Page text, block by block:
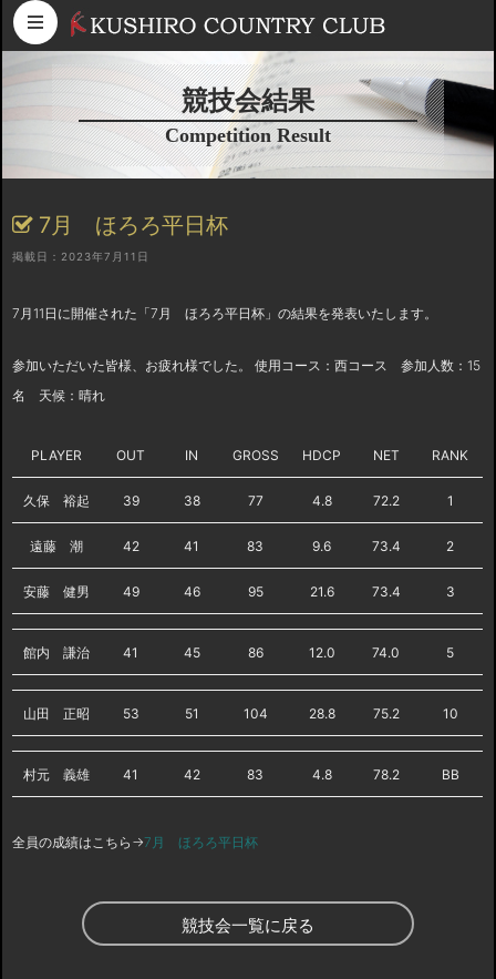
コンテンツへスキップ
競技会結果
Competition Result
7月 ほろろ平日杯
掲載日：2023年7月11日
7月11日に開催された「7月 ほろろ平日杯」の結果を発表いたします。
参加いただいた皆様、お疲れ様でした。 使用コース：西コース 参加人数：15
名 天候：晴れ
PLAYER OUT IN GROSS HDCP NET RANK
久保 裕起 39 38 77 4.8 72.2 1
遠藤 潮 42 41 83 9.6 73.4 2
安藤 健男 49 46 95 21.6 73.4 3
館内 謙治 41 45 86 12.0 74.0 5
山田 正昭 53 51 104 28.8 75.2 10
村元 義雄 41 42 83 4.8 78.2 BB
全員の成績はこちら→7月 ほろろ平日杯
競技会一覧に戻る